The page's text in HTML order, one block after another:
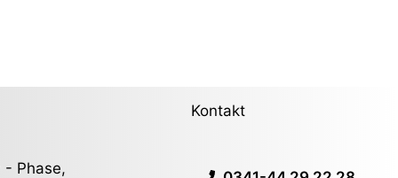
- Phase,
Kontakt